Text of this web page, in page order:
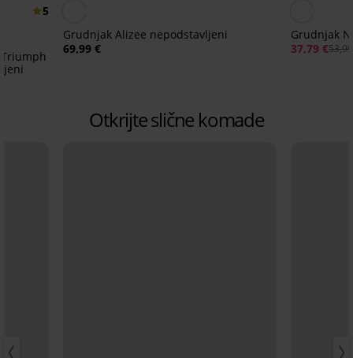
5
Grudnjak Alizee nepodstavljeni
69,99 €
Grudnjak
37,79 €
Otkrijte slične komade